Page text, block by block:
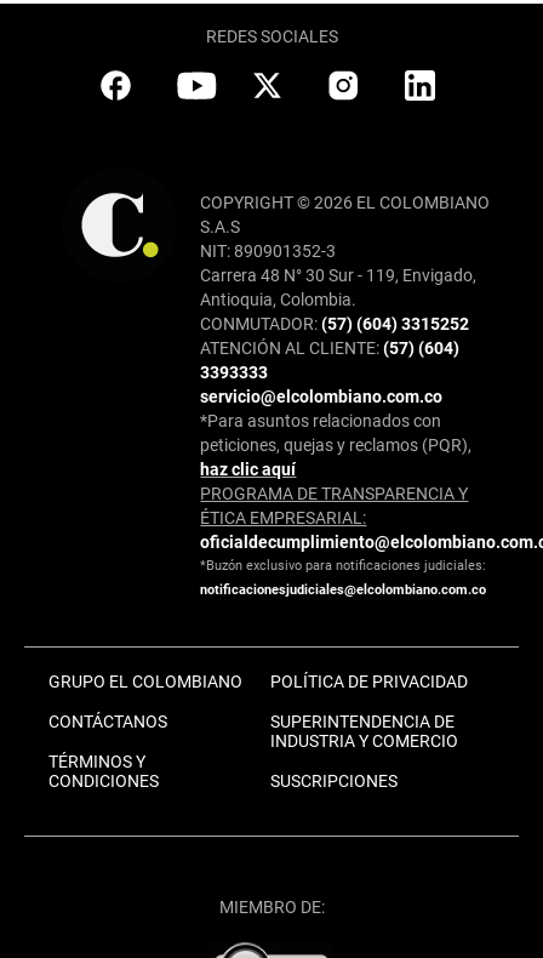
REDES SOCIALES
COPYRIGHT © 2026 EL COLOMBIANO
S.A.S
NIT: 890901352-3
Carrera 48 N° 30 Sur - 119, Envigado,
Antioquia, Colombia.
CONMUTADOR:(57) (604) 3315252
ATENCIÓN AL CLIENTE:(57) (604)
3393333
servicio@elcolombiano.com.co
*Para asuntos relacionados con
peticiones, quejas y reclamos (PQR),
haz clic aquí
PROGRAMA DE TRANSPARENCIA Y
ÉTICA EMPRESARIAL:
*Buzón exclusivo para notificaciones judiciales:
notificacionesjudiciales@elcolombiano.com.co
GRUPO EL COLOMBIANO
CONTÁCTANOS
TÉRMINOS Y
CONDICIONES
POLÍTICA DE PRIVACIDAD
SUPERINTENDENCIA DE
INDUSTRIA Y COMERCIO
SUSCRIPCIONES
MIEMBRO DE: